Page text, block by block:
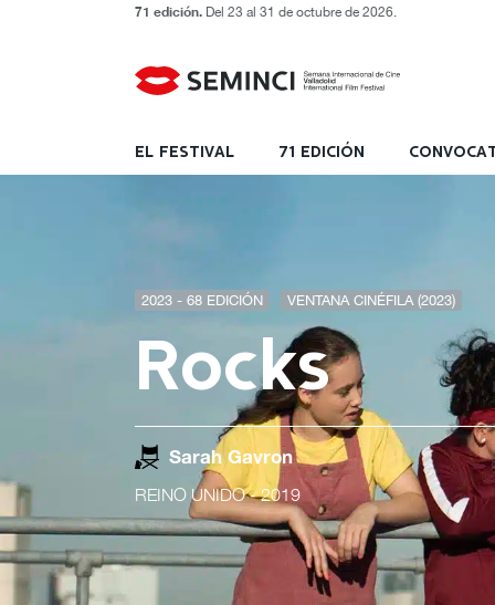
71 edición. Del 23 al 31 de octubre de 2026.
EL FESTIVAL 71 EDICIÓN
2023 - 68 EDICIÓN VENTANA CINÉFILA (2023)
Rocks
Sarah Gavron
REINO UNIDO- 2019